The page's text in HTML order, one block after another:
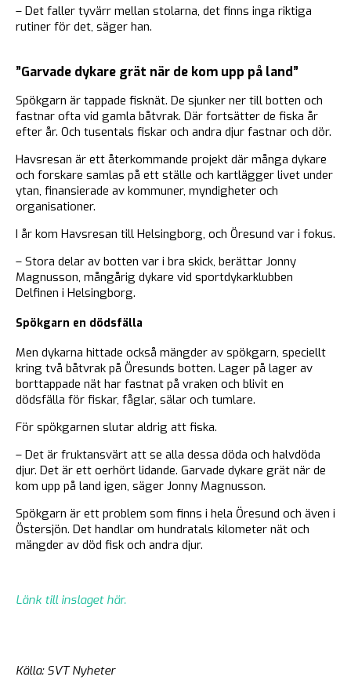
– Det faller tyvärr mellan stolarna, det finns inga riktiga
rutiner för det, säger han.
”Garvade dykare grät när de kom upp på land”
Spökgarn är tappade fisknät. De sjunker ner till botten och
fastnar ofta vid gamla båtvrak. Där fortsätter de fiska år
efter år. Och tusentals fiskar och andra djur fastnar och dör.
Havsresan är ett återkommande projekt där många dykare
och forskare samlas på ett ställe och kartlägger livet under
ytan, finansierade av kommuner, myndigheter och
organisationer.
I år kom Havsresan till Helsingborg, och Öresund var i fokus.
– Stora delar av botten var i bra skick, berättar Jonny
Magnusson, mångårig dykare vid sportdykarklubben
Delfinen i Helsingborg.
Spökgarn en dödsfälla
Men dykarna hittade också mängder av spökgarn, speciellt
kring två båtvrak på Öresunds botten. Lager på lager av
borttappade nät har fastnat på vraken och blivit en
dödsfälla för fiskar, fåglar, sälar och tumlare.
För spökgarnen slutar aldrig att fiska.
– Det är fruktansvärt att se alla dessa döda och halvdöda
djur. Det är ett oerhört lidande. Garvade dykare grät när de
kom upp på land igen, säger Jonny Magnusson.
Spökgarn är ett problem som finns i hela Öresund och även i
Östersjön. Det handlar om hundratals kilometer nät och
mängder av död fisk och andra djur.
Länk till inslaget här.
Källa: SVT Nyheter